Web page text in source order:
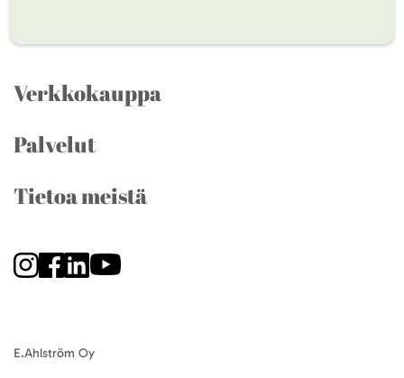
Verkkokauppa
Palvelut
Tietoa meistä
E.Ahlström Oy